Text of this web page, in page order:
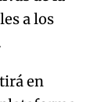
a los
en